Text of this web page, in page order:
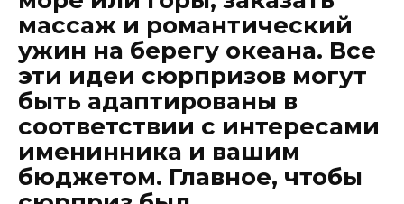
массаж и романтический
ужин на берегу океана. Все
эти идеи сюрпризов могут
быть адаптированы в
соответствии с интересами
именинника и вашим
бюджетом. Главное, чтобы